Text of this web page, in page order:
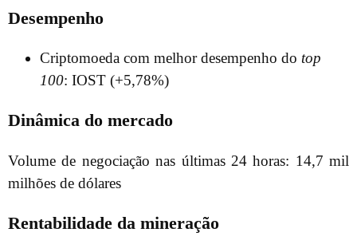
Desempenho
Criptomoeda com melhor desempenho do top
100: IOST (+5,78%)
Dinâmica do mercado
Volume de negociação nas últimas 24 horas: 14,7 mil
milhões de dólares
Rentabilidade da mineração